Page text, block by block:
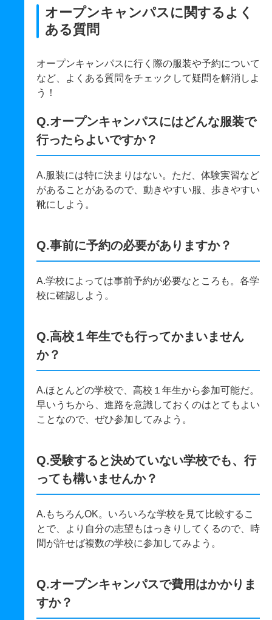
オープンキャンパスに関するよく
ある質問
オープンキャンパスに行く際の服装や予約について
など、よくある質問をチェックして疑問を解消しよ
う！
Q.オープンキャンパスにはどんな服装で
行ったらよいですか？
A.服装には特に決まりはない。ただ、体験実習など
があることがあるので、動きやすい服、歩きやすい
靴にしよう。
Q.事前に予約の必要がありますか？
A.学校によっては事前予約が必要なところも。各学
校に確認しよう。
Q.高校１年生でも行ってかまいません
か？
A.ほとんどの学校で、高校１年生から参加可能だ。
早いうちから、進路を意識しておくのはとてもよい
ことなので、ぜひ参加してみよう。
Q.受験すると決めていない学校でも、行
っても構いませんか？
A.もちろんOK。いろいろな学校を見て比較するこ
とで、より自分の志望もはっきりしてくるので、時
間が許せば複数の学校に参加してみよう。
Q.オープンキャンパスで費用はかかりま
すか？